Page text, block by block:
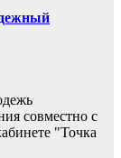
совместно с
"Точка